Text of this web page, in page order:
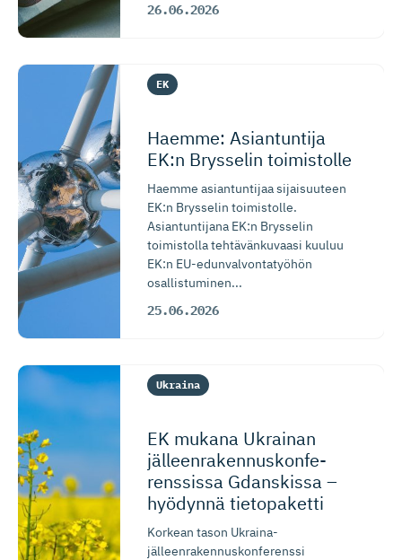
26.06.2026
Haemme: Asiantuntija
EK:n Brysselin toimistolle
Haemme asiantuntijaa sijaisuuteen
EK:n Brysselin toimistolle.
Asiantuntijana EK:n Brysselin
toimistolla tehtävänkuvaasi kuuluu
EK:n EU-edunvalvontatyöhön
osallistuminen...
25.06.2026
EK
EK mukana Ukrainan
jälleenra­ken­nus­kon­fe­
renssissa Gdanskissa –
hyödynnä tietopaketti
Korkean tason Ukraina-
jälleenrakennuskonferenssi
Ukraina